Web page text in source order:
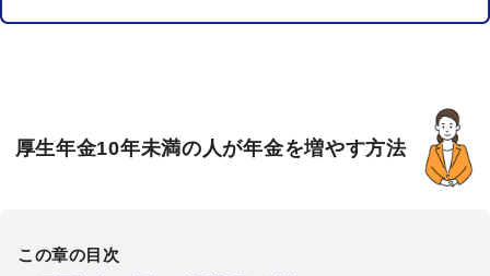
厚生年金10年未満の人が年金を増やす方法
この章の目次